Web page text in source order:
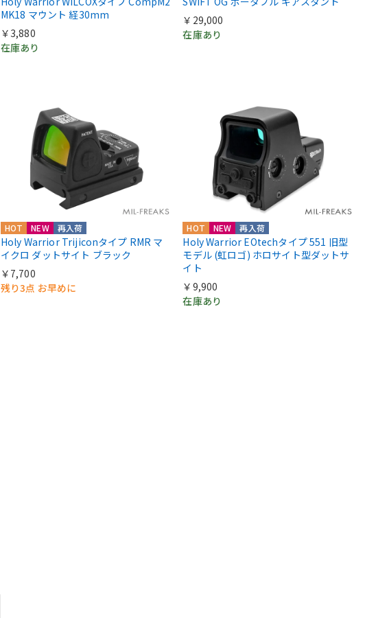
MK18 マウント 経30mm
￥3,880
在庫あり
￥29,000
在庫あり
HOT NEW 再入荷
Holy Warrior Trijiconタイプ RMR マ
イクロ ダットサイト ブラック
￥7,700
残り3点 お早めに
HOT NEW 再入荷
Holy Warrior EOtechタイプ 551 旧型
モデル (虹ロゴ) ホロサイト型ダットサ
イト
￥9,900
在庫あり